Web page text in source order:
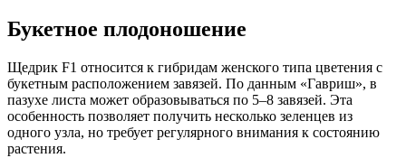
Букетное плодоношение
Щедрик F1 относится к гибридам женского типа цветения с
букетным расположением завязей. По данным «Гавриш», в
пазухе листа может образовываться по 5–8 завязей. Эта
особенность позволяет получить несколько зеленцев из
одного узла, но требует регулярного внимания к состоянию
растения.